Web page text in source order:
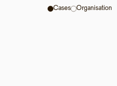
Cases Organisation